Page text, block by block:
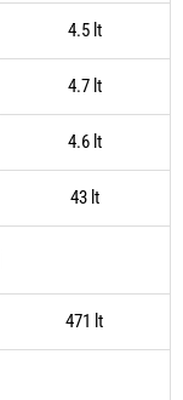
4.5 lt
4.7 lt
4.6 lt
43 lt
471 lt